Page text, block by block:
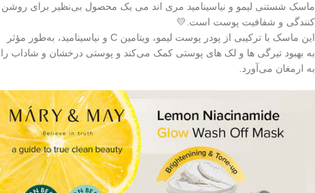
ماسک شستنی لیمو و نیاسینامید مری اند می یک محصول بی‌نظیر برای روشن‌
کنندگی و شفافیت پوست است.💛
این ماسک با ترکیبی از پودر پوست لیمو، ویتامین C و نیاسینامید، به‌طور مؤثر
به بهبود تیرگی‌ ها و لک های پوستی کمک می‌کند و پوستی درخشان و شاداب را
به ارمغان می‌آورد.